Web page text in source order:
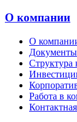
О компании
О
Документы
Структура
Работа в